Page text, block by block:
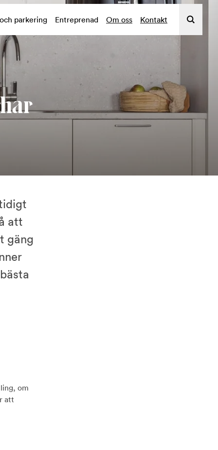
parkering Entreprenad Om oss Kontakt
att
gäng
om
att